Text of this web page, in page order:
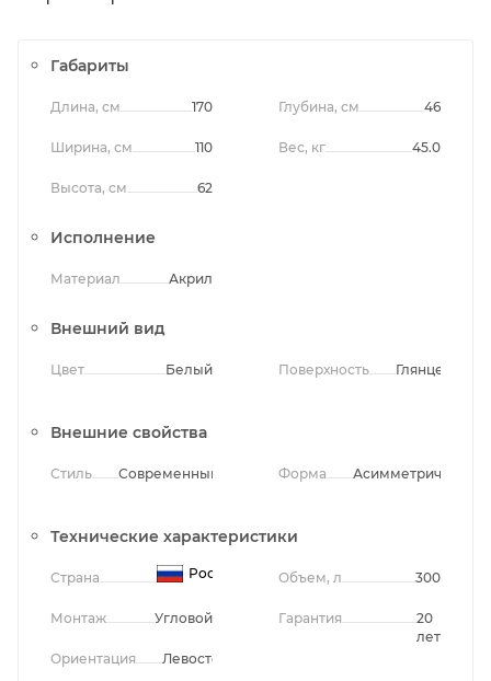
Габариты
Длина, см 170
Ширина, см 110
Высота, см 62
Глубина, см 46
Вес, кг 45.0
Исполнение
Материал Акрил
Внешний вид
Цвет Белый Поверхность Глянцевая
Внешние свойства
Стиль Современный Форма Асимметричная
Технические характеристики
Страна Россия
Монтаж Угловой
Ориентация Левосторонняя
Объем, л 300
Гарантия
20
лет